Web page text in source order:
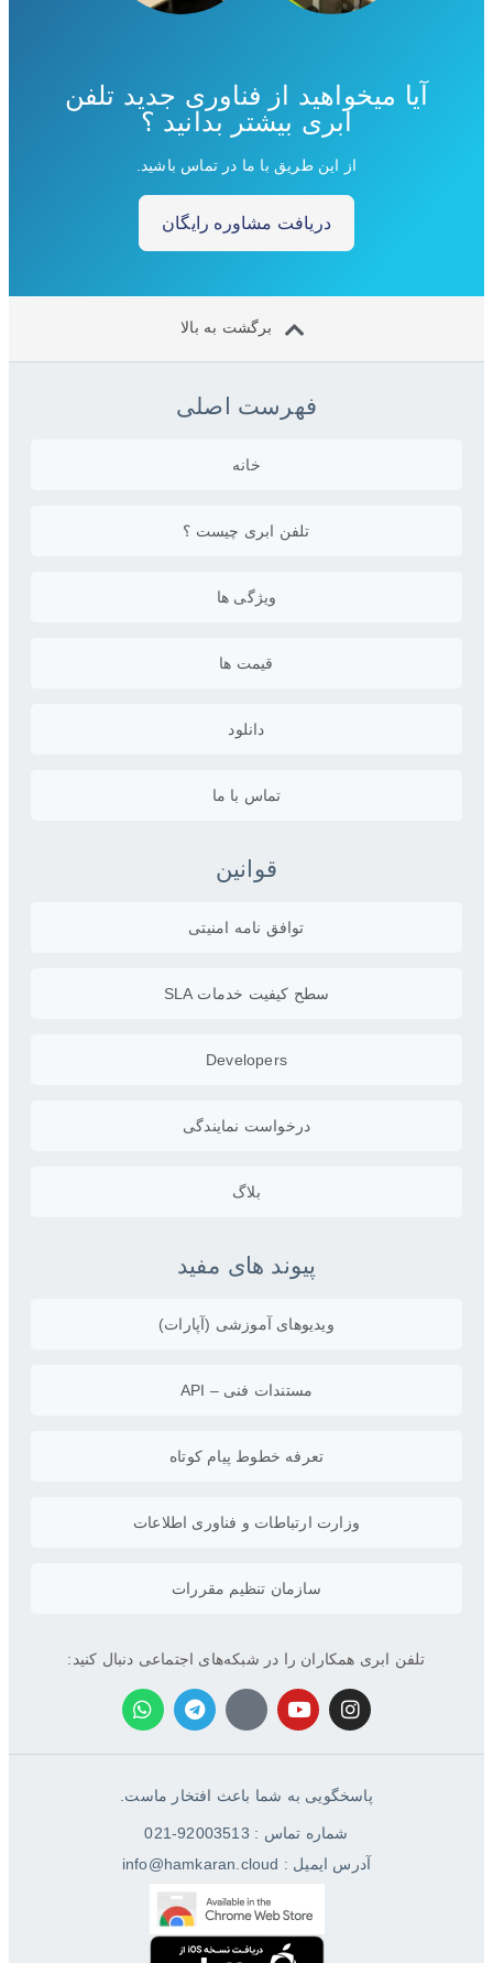
آیا میخواهید از فناوری جدید تلفن
ابری بیشتر بدانید ؟
از این طریق با ما در تماس باشید.
دریافت مشاوره رایگان
برگشت به بالا
فهرست اصلی
خانه
تلفن ابری چیست ؟
ویژگی ها
قیمت ها
دانلود
تماس با ما
قوانین
توافق نامه امنیتی
سطح کیفیت خدمات SLA
Developers
درخواست نمایندگی
بلاگ
پیوند های مفید
ویدیو‌های آموزشی (آپارات)
مستندات فنی – API
تعرفه خطوط پیام کوتاه
وزارت ارتباطات و فناوری اطلاعات
سازمان تنظیم مقررات
تلفن ابری همکاران را در شبکه‌های اجتماعی دنبال کنید:
پاسخگویی به شما باعث افتخار ماست.
شماره تماس : 92003513-021
آدرس ایمیل : info@hamkaran.cloud